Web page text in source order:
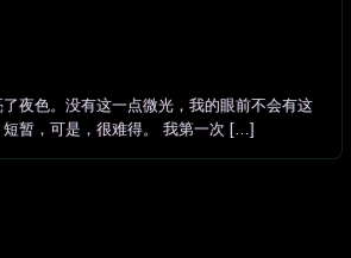
夜色。没有这一点微光，我的眼前不会有这
暂，可是，很难得。 我第一次 […]